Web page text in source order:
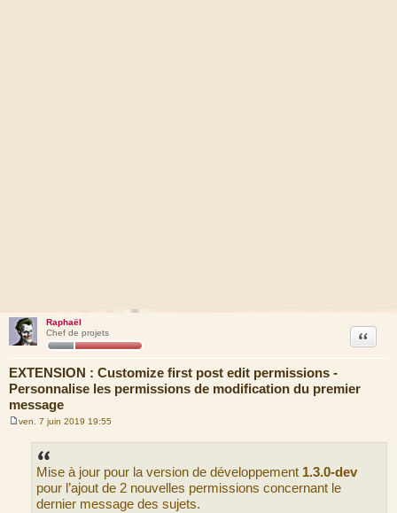
Raphaël
Chef de projets
EXTENSION : Customize first post edit permissions -
Personnalise les permissions de modification du premier
message
Citation
ven. 7 juin 2019 19:55
Mise à jour pour la version de développement 1.3.0-dev
pour l’ajout de 2 nouvelles permissions concernant le
dernier message des sujets.